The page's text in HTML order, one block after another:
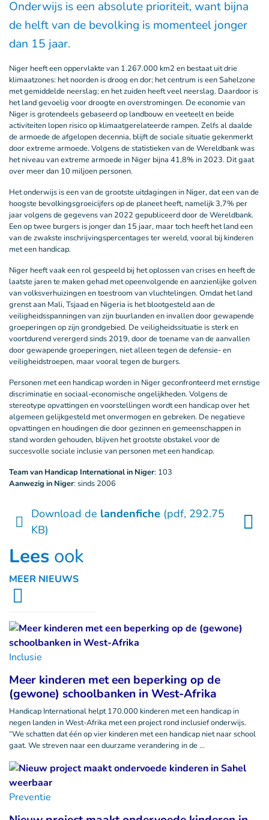
Onderwijs is een absolute prioriteit, want bijna
de helft van de bevolking is momenteel jonger
dan 15 jaar.
Niger heeft een oppervlakte van 1.267.000 km2 en bestaat uit drie
klimaatzones: het noorden is droog en dor; het centrum is een Sahelzone
met gemiddelde neerslag; en het zuiden heeft veel neerslag. Daardoor is
het land gevoelig voor droogte en overstromingen. De economie van
Niger is grotendeels gebaseerd op landbouw en veeteelt en beide
activiteiten lopen risico op klimaatgerelateerde rampen. Zelfs al daalde
de armoede de afgelopen decennia, blijft de sociale situatie gekenmerkt
door extreme armoede. Volgens de statistieken van de Wereldbank was
het niveau van extreme armoede in Niger bijna 41,8% in 2023. Dit gaat
over meer dan 10 miljoen personen.
Het onderwijs is een van de grootste uitdagingen in Niger, dat een van de
hoogste bevolkingsgroeicijfers op de planeet heeft, namelijk 3,7% per
jaar volgens de gegevens van 2022 gepubliceerd door de Wereldbank.
Een op twee burgers is jonger dan 15 jaar, maar toch heeft het land een
van de zwakste inschrijvingspercentages ter wereld, vooral bij kinderen
met een handicap.
Niger heeft vaak een rol gespeeld bij het oplossen van crises en heeft de
laatste jaren te maken gehad met opeenvolgende en aanzienlijke golven
van volksverhuizingen en toestroom van vluchtelingen. Omdat het land
grenst aan Mali, Tsjaad en Nigeria is het blootgesteld aan de
veiligheidsspanningen van zijn buurlanden en invallen door gewapende
groeperingen op zijn grondgebied. De veiligheidssituatie is sterk en
voortdurend verergerd sinds 2019, door de toename van de aanvallen
door gewapende groeperingen, niet alleen tegen de defensie- en
veiligheidstroepen, maar vooral tegen de burgers.
Personen met een handicap worden in Niger geconfronteerd met ernstige
discriminatie en sociaal-economische ongelijkheden. Volgens de
stereotype opvattingen en voorstellingen wordt een handicap over het
algemeen gelijkgesteld met onvermogen en gebreken. De negatieve
opvattingen en houdingen die door gezinnen en gemeenschappen in
stand worden gehouden, blijven het grootste obstakel voor de
succesvolle sociale inclusie van personen met een handicap.
Team van Handicap International in Niger: 103
Aanwezig in Niger: sinds 2006
Download de landenfiche (pdf, 292.75
KB)
Lees ook
MEER NIEUWS
Inclusie
Meer kinderen met een beperking op de
(gewone) schoolbanken in West-Afrika
Handicap International helpt 170.000 kinderen met een handicap in
negen landen in West-Afrika met een project rond inclusief onderwijs.
“We schatten dat één op vier kinderen met een handicap niet naar school
gaat. We streven naar een duurzame verandering in de …
Preventie